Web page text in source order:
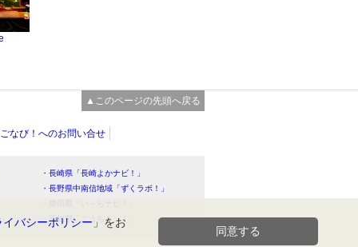
▲このページの先頭へ戻る
なび！へのお問い合せ
・長崎県「長崎よかナビ！」
・長野県中南信地域「ずくラボ！」
・高知県「こうちドン！」
イバシーポリシー 」をお
同意する